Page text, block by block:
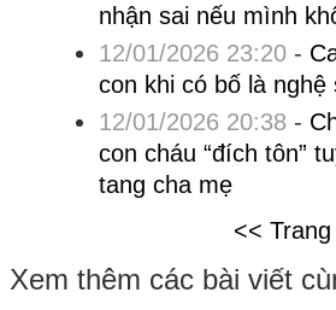
nhận sai nếu mình
12/01/2026 23:20-
con khi có bố là nghệ
12/01/2026 20:38 -
con cháu “đích tôn”
tang cha mẹ
<<
Xem thêm các bài viết